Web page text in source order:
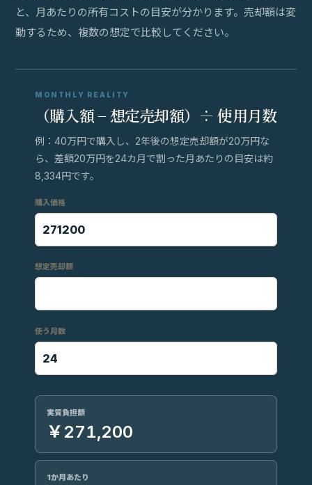
と、月あたりの所有コストの目安が分かります。売却額は変
動するため、複数の想定で比較してください。
MONTHLY REALITY
（購入額 − 想定売却額）÷ 使用月数
例：40万円で購入し、2年後の想定売却額が20万円な
ら、差額20万円を24カ月で割った月あたりの目安は約
8,334円です。
購入価格
想定売却額
使う月数
実質負担額
￥271,200
1か月あたり